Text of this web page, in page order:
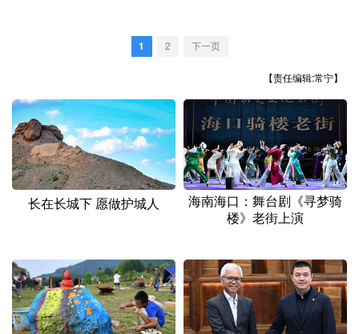
1 2 下一页
【责任编辑:常宁】
长在长城下 愿做护城人
海南海口：舞台剧《寻梦骑
楼》老街上演